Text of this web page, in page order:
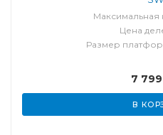
Максимальная
Цена
Размер
7 799
В